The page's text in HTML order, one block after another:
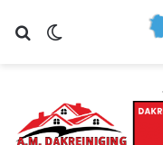
Zoeken